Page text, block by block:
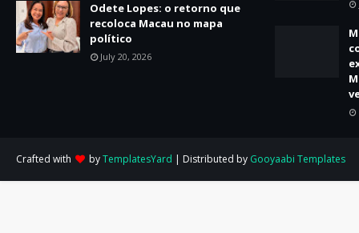
Odete Lopes: o retorno que
recoloca Macau no mapa
político
July 20, 2026
Crafted with byTemplatesYard | Distributed by Gooyaabi Templates